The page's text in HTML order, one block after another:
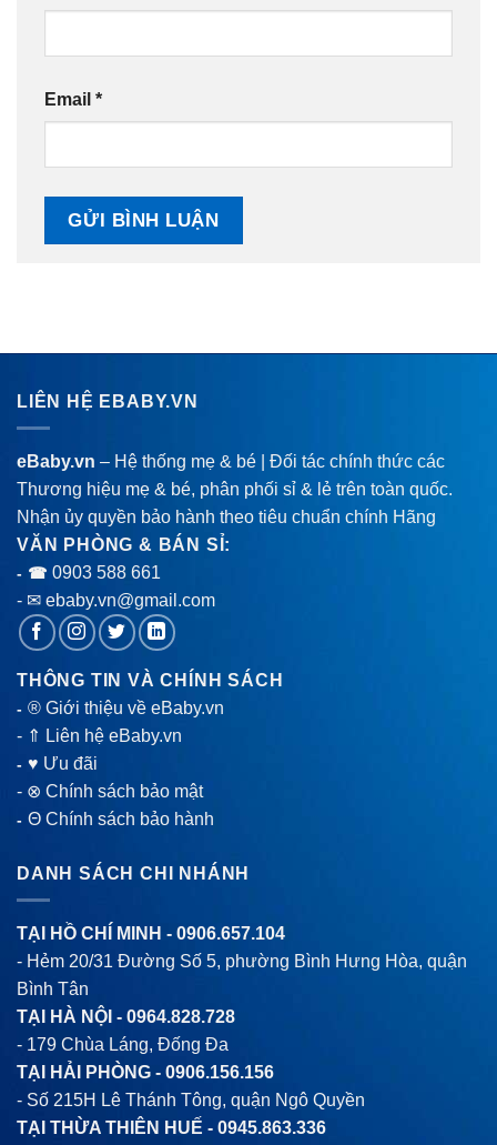
Email *
LIÊN HỆ EBABY.VN
eBaby.vn – Hệ thống mẹ & bé | Đối tác chính thức các
Thương hiệu mẹ & bé, phân phối sỉ & lẻ trên toàn quốc.
Nhận ủy quyền bảo hành theo tiêu chuẩn chính Hãng
VĂN PHÒNG & BÁN SỈ:
- ☎ 0903 588 661
- ✉ ebaby.vn@gmail.com
THÔNG TIN VÀ CHÍNH SÁCH
-® Giới thiệu về eBaby.vn
- ⇑ Liên hệ eBaby.vn
-♥ Ưu đãi
- ⊗ Chính sách bảo mật
-Θ Chính sách bảo hành
DANH SÁCH CHI NHÁNH
TẠI HỒ CHÍ MINH - 0906.657.104
- Hẻm 20/31 Đường Số 5, phường Bình Hưng Hòa, quận
Bình Tân
TẠI HÀ NỘI - 0964.828.728
- 179 Chùa Láng, Đống Đa
TẠI HẢI PHÒNG - 0906.156.156
- Số 215H Lê Thánh Tông, quận Ngô Quyền
TẠI THỪA THIÊN HUẾ - 0945.863.336